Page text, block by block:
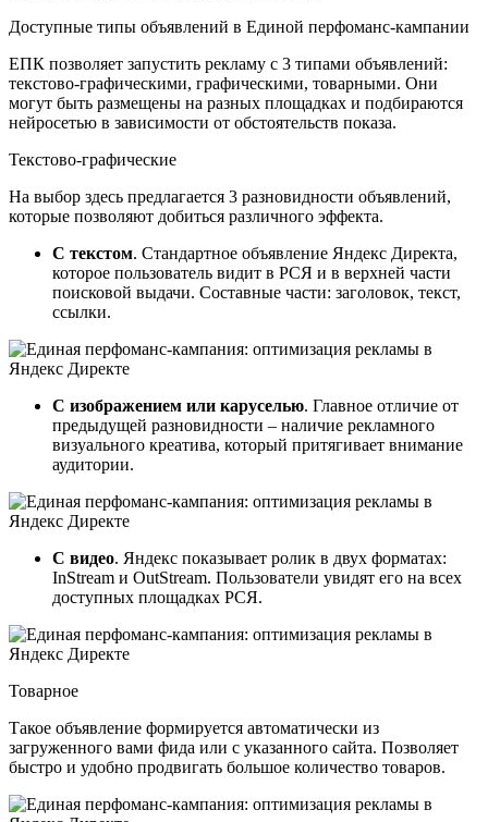
Доступные типы объявлений в Единой перфоманс-кампании
ЕПК позволяет запустить рекламу с 3 типами объявлений:
текстово-графическими, графическими, товарными. Они
могут быть размещены на разных площадках и подбираются
нейросетью в зависимости от обстоятельств показа.
Текстово-графические
На выбор здесь предлагается 3 разновидности объявлений,
которые позволяют добиться различного эффекта.
С текстом. Стандартное объявление Яндекс Директа,
которое пользователь видит в РСЯ и в верхней части
поисковой выдачи. Составные части: заголовок, текст,
ссылки.
С изображением или каруселью. Главное отличие от
предыдущей разновидности – наличие рекламного
визуального креатива, который притягивает внимание
аудитории.
С видео. Яндекс показывает ролик в двух форматах:
InStream и OutStream. Пользователи увидят его на всех
доступных площадках РСЯ.
Товарное
Такое объявление формируется автоматически из
загруженного вами фида или с указанного сайта. Позволяет
быстро и удобно продвигать большое количество товаров.